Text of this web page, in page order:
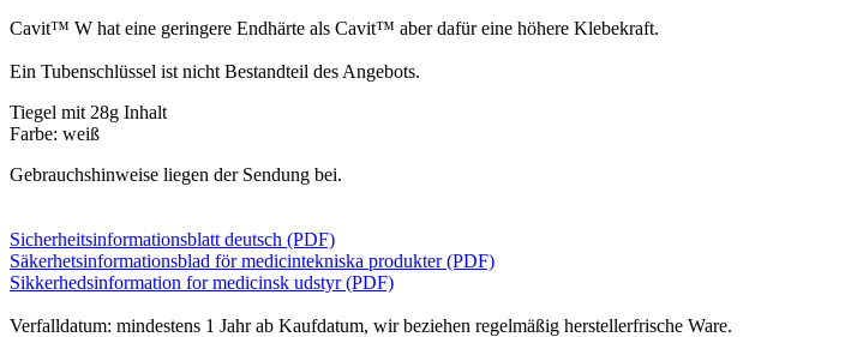
Cavit™ W hat eine geringere Endhärte als Cavit™ aber dafür eine höhere Klebekraft.
Ein Tubenschlüssel ist nicht Bestandteil des Angebots.
Tiegel mit 28g Inhalt
Farbe: weiß
Gebrauchshinweise liegen der Sendung bei.
Sicherheitsinformationsblatt deutsch (PDF)
Säkerhetsinformationsblad för medicintekniska produkter (PDF)
Sikkerhedsinformation for medicinsk udstyr (PDF)
Verfalldatum: mindestens 1 Jahr ab Kaufdatum, wir beziehen regelmäßig herstellerfrische Ware.